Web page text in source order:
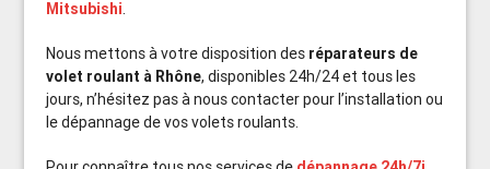
Mitsubishi.
Nous mettons à votre disposition des réparateurs de
volet roulant à Rhône, disponibles 24h/24 et tous les
jours, n’hésitez pas à nous contacter pour l’installation ou
le dépannage de vos volets roulants.